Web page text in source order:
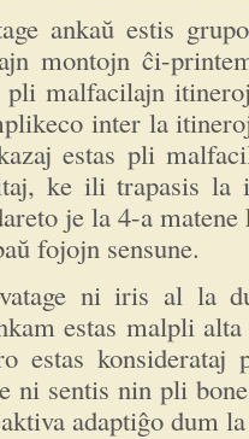
ankaŭ estis
montojn ĉi-
pli malfacilajn
inter la
estas pli
ke ili trapasis
je la 4-a
fojojn sensune.
ni iris al la
estas malpli
estas
ni sentis nin pli
adaptiĝo dum